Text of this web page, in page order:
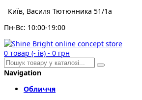
Київ, Василя Тютюнника 51/1а
Пн-Вс: 10:00-19:00
0 товар (- ів) - 0 грн
Navigation
Обличчя